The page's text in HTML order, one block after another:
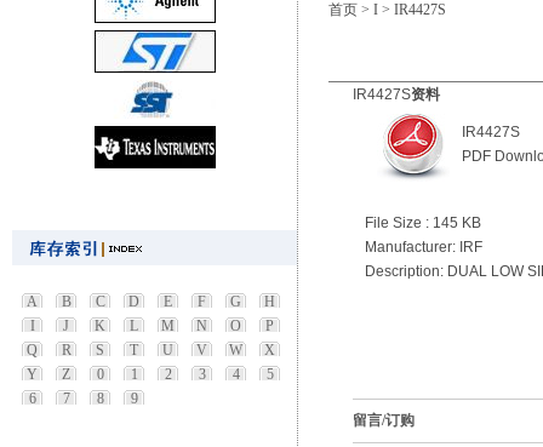
A B C D E F G
H
I
J K L M N O
P
Q
R S T U V W
X
Y
Z 0 1 2 3 4
5
6
7 8 9
首页 > I > IR4427S
IR4427S资料
IR4427S
PDF
File Size : 145 KB
Manufacturer: IRF
Description: DUAL LOW
留言/订购